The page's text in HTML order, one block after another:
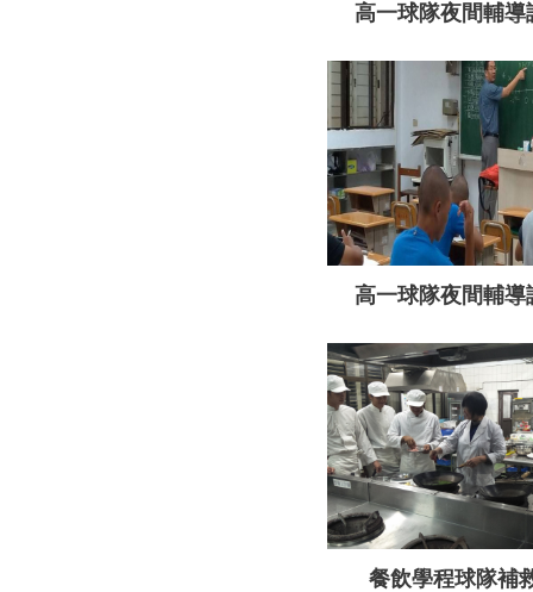
高一球隊夜間輔導
高一球隊夜間輔導
餐飲學程球隊補